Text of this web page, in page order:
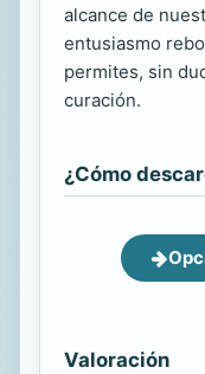
alcance de
entusiasmo
permites, sin
curación.
¿Cómo
Valoración